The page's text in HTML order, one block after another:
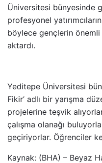
Üniversitesi bünyesinde
profesyonel
böylece gençlerin
aktardı.
Yeditepe Üniversitesi
Fikir’ adlı bir yarışma
projelerine teşvik
çalışma olanağı
geçiriyorlar. Öğrenciler
Kaynak: (BHA) – Beyaz